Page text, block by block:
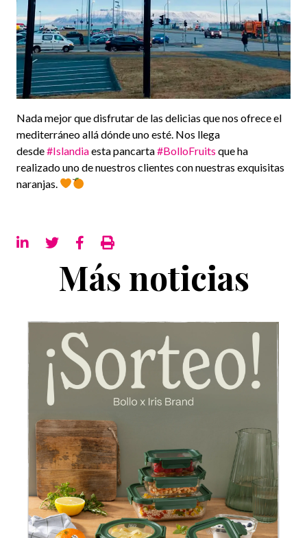
Nada mejor que disfrutar de las delicias que nos ofrece el
mediterráneo allá dónde uno esté. Nos llega
desde#Islandiaesta pancarta#BolloFruits que ha
realizado uno de nuestros clientes con nuestras exquisitas
naranjas.
Más noticias